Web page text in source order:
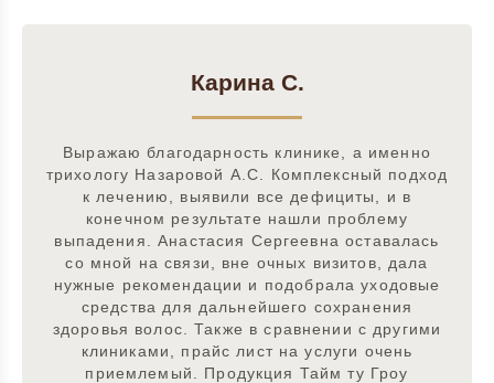
Карина С.
Выражаю благодарность клинике, а именно
трихологу Назаровой А.С. Комплексный подход
к лечению, выявили все дефициты, и в
конечном результате нашли проблему
выпадения. Анастасия Сергеевна оставалась
со мной на связи, вне очных визитов, дала
нужные рекомендации и подобрала уходовые
средства для дальнейшего сохранения
здоровья волос. Также в сравнении с другими
клиниками, прайс лист на услуги очень
приемлемый. Продукция Тайм ту Гроу